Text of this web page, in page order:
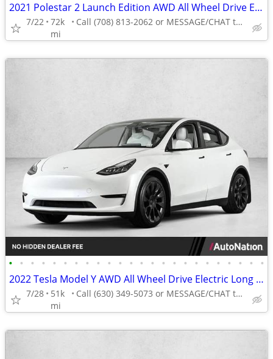
2021 Polestar 2 Launch Edition AWD All Wheel Drive Electric AUTONATION
7/22 72k
mi
Call (708) 813-2062 or MESSAGE/CHAT to confirm availability
• • • • • • • • • • • • • • • • • • • • • • • •
2022 Tesla Model Y AWD All Wheel Drive Electric Long Range SUV
7/28
51k
mi
Call (630) 349-5073 or MESSAGE/CHAT to confirm availability